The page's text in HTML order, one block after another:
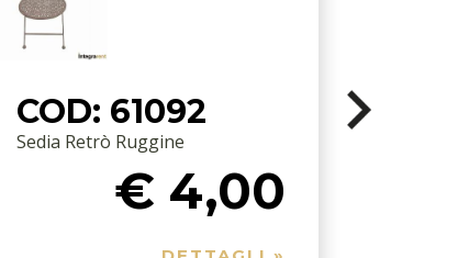
COD: 61092
Sedia Retrò Ruggine
€ 4,00